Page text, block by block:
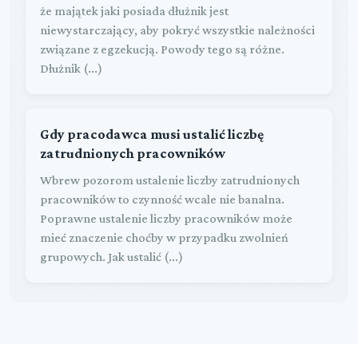
że majątek jaki posiada dłużnik jest
niewystarczający, aby pokryć wszystkie należności
związane z egzekucją. Powody tego są różne.
Dłużnik (...)
Gdy pracodawca musi ustalić liczbę
zatrudnionych pracowników
Wbrew pozorom ustalenie liczby zatrudnionych
pracowników to czynność wcale nie banalna.
Poprawne ustalenie liczby pracowników może
mieć znaczenie choćby w przypadku zwolnień
grupowych. Jak ustalić (...)